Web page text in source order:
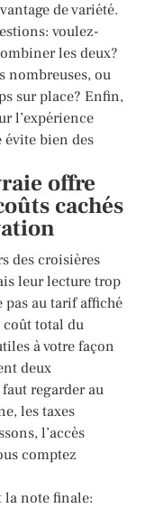
de variété.
voulez-
les deux?
nombreuses, ou
sur place? Enfin,
l’expérience
bien des
offre
cachés
des croisières
leur lecture trop
pas au tarif affiché
coût total du
à votre façon
deux
regarder au
les taxes
l’accès
comptez
la note finale: